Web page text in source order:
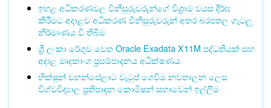
ඉහළ අධිකරණවල විනිසුරුවරුන්ගේ විශ්‍රාම වයස දීර්ඝ
කිරීමට අදාළව අධිකරණ විනිසුරුවරුන් අතර බරපතල ගැටලු
නිර්මාණය වී තිබීම
ශ්‍රී ලංකා රේගුව වෙත Oracle Exadata X11M පද්ධතියක් සහ
අදාළ මෘදුකාංග ප්‍රසම්පාදනය අධීක්ෂණය
භික්ෂූන් වහන්සේලාට වැටුප් ගෙවීම නවතාලන ලෙස
විශ්වවිද්‍යාල ප්‍රතිපාදන කොමිෂන් සභාවෙන් ඉල්ලීම